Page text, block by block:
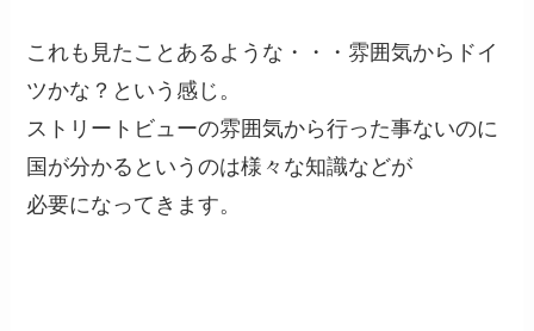
これも見たことあるような・・・雰囲気からドイ
ツかな？という感じ。
ストリートビューの雰囲気から行った事ないのに
国が分かるというのは様々な知識などが
必要になってきます。